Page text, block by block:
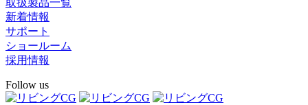
取扱製品一覧
新着情報
サポート
ショールーム
採用情報
Follow us